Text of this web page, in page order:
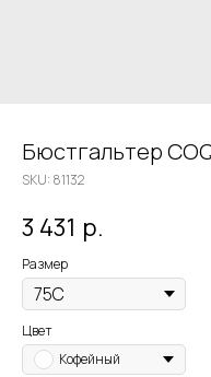
Бюстгальтер
SKU: 81132
3 431 р.
Размер
Цвет
Кофейный